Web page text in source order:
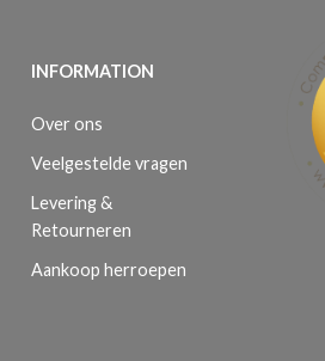
INFORMATION
Over ons
Veelgestelde vragen
Levering &
Retourneren
Aankoop herroepen